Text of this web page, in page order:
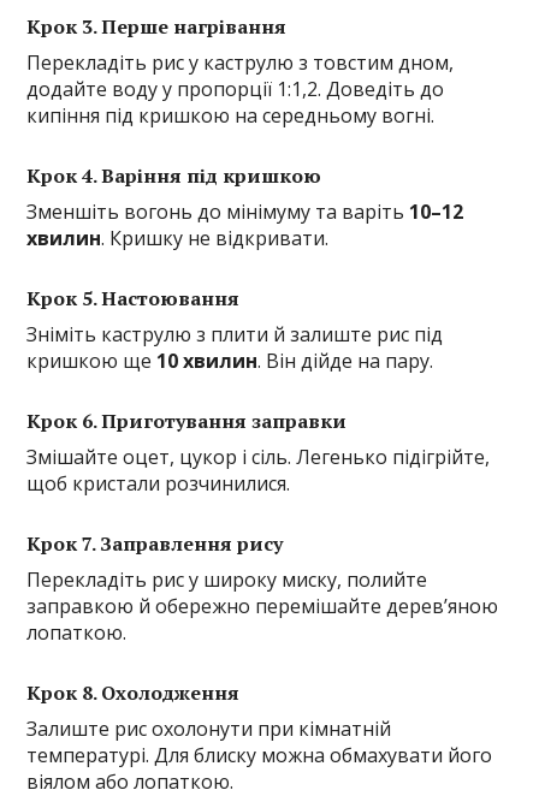
Крок 3. Перше нагрівання
Перекладіть рис у каструлю з товстим дном,
додайте воду у пропорції 1:1,2. Доведіть до
кипіння під кришкою на середньому вогні.
Крок 4. Варіння під кришкою
Зменшіть вогонь до мінімуму та варіть 10–12
хвилин. Кришку не відкривати.
Крок 5. Настоювання
Зніміть каструлю з плити й залиште рис під
кришкою ще 10 хвилин. Він дійде на пару.
Крок 6. Приготування заправки
Змішайте оцет, цукор і сіль. Легенько підігрійте,
щоб кристали розчинилися.
Крок 7. Заправлення рису
Перекладіть рис у широку миску, полийте
заправкою й обережно перемішайте дерев’яною
лопаткою.
Крок 8. Охолодження
Залиште рис охолонути при кімнатній
температурі. Для блиску можна обмахувати його
віялом або лопаткою.